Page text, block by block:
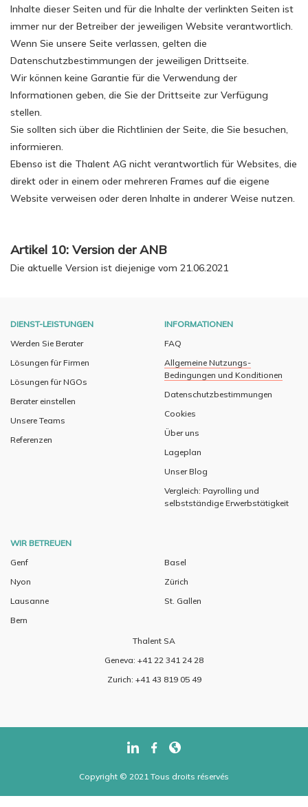
Inhalte dieser Seiten und für die Inhalte der verlinkten Seiten ist
immer nur der Betreiber der jeweiligen Website verantwortlich.
Wenn Sie unsere Seite verlassen, gelten die
Datenschutzbestimmungen der jeweiligen Drittseite.
Wir können keine Garantie für die Verwendung der
Informationen geben, die Sie der Drittseite zur Verfügung
stellen.
Sie sollten sich über die Richtlinien der Seite, die Sie besuchen,
informieren.
Ebenso ist die Thalent AG nicht verantwortlich für Websites, die
direkt oder in einem oder mehreren Frames auf die eigene
Website verweisen oder deren Inhalte in anderer Weise nutzen.
Artikel 10: Version der ANB
Die aktuelle Version ist diejenige vom 21.06.2021
DIENST-LEISTUNGEN
Werden Sie Berater
Lösungen für Firmen
Lösungen für NGOs
Berater einstellen
Unsere Teams
Referenzen
INFORMATIONEN
FAQ
Allgemeine Nutzungs-
Bedingungen und Konditionen
Datenschutzbestimmungen
Cookies
Über uns
Lageplan
Unser Blog
Vergleich: Payrolling und
selbstständige Erwerbstätigkeit
WIR BETREUEN
Genf
Nyon
Lausanne
Bern
Basel
Zürich
St. Gallen
Thalent SA
Geneva: +41 22 341 24 28
Zurich: +41 43 819 05 49
Copyright © 2021 Tous droits réservés